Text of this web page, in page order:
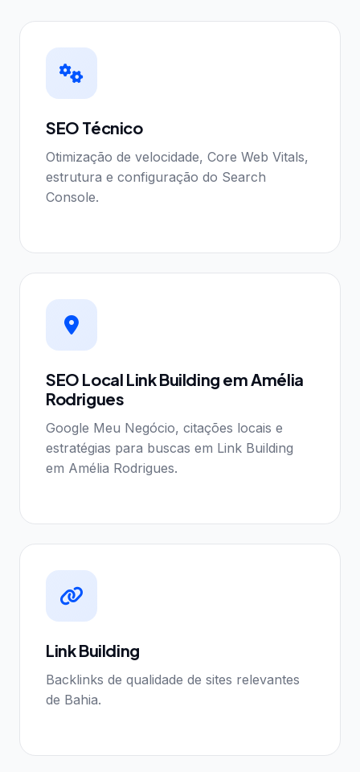
SEO Técnico
Otimização de velocidade, Core Web Vitals,
estrutura e configuração do Search
Console.
SEO Local Link Building em Amélia
Rodrigues
Google Meu Negócio, citações locais e
estratégias para buscas em Link Building
em Amélia Rodrigues.
Link Building
Backlinks de qualidade de sites relevantes
de Bahia.